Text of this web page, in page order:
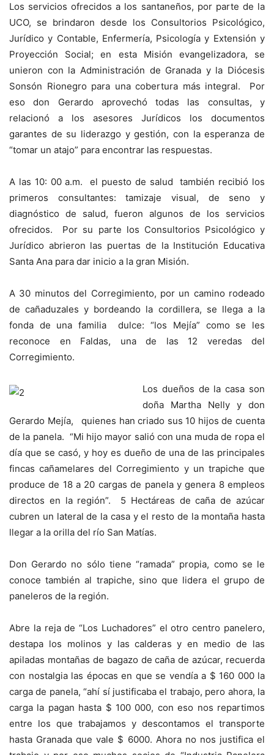
Los servicios ofrecidos a los santaneños, por parte de la
UCO, se brindaron desde los Consultorios Psicológico,
Jurídico y Contable, Enfermería, Psicología y Extensión y
Proyección Social; en esta Misión evangelizadora, se
unieron con la Administración de Granada y la Diócesis
Sonsón Rionegro para una cobertura más integral. Por
eso don Gerardo aprovechó todas las consultas, y
relacionó a los asesores Jurídicos los documentos
garantes de su liderazgo y gestión, con la esperanza de
“tomar un atajo” para encontrar las respuestas.
A las 10: 00 a.m. el puesto de salud también recibió los
primeros consultantes: tamizaje visual, de seno y
diagnóstico de salud, fueron algunos de los servicios
ofrecidos. Por su parte los Consultorios Psicológico y
Jurídico abrieron las puertas de la Institución Educativa
Santa Ana para dar inicio a la gran Misión.
A 30 minutos del Corregimiento, por un camino rodeado
de cañaduzales y bordeando la cordillera, se llega a la
fonda de una familia dulce: “los Mejía” como se les
reconoce en Faldas, una de las 12 veredas del
Corregimiento.
Los dueños de la casa son
doña Martha Nelly y don
Gerardo Mejía, quienes han criado sus 10 hijos de cuenta
de la panela. “Mi hijo mayor salió con una muda de ropa el
día que se casó, y hoy es dueño de una de las principales
fincas cañamelares del Corregimiento y un trapiche que
produce de 18 a 20 cargas de panela y genera 8 empleos
directos en la región”. 5 Hectáreas de caña de azúcar
cubren un lateral de la casa y el resto de la montaña hasta
llegar a la orilla del río San Matías.
Don Gerardo no sólo tiene “ramada” propia, como se le
conoce también al trapiche, sino que lidera el grupo de
paneleros de la región.
Abre la reja de “Los Luchadores” el otro centro panelero,
destapa los molinos y las calderas y en medio de las
apiladas montañas de bagazo de caña de azúcar, recuerda
con nostalgia las épocas en que se vendía a $ 160 000 la
carga de panela, “ahí sí justificaba el trabajo, pero ahora, la
carga la pagan hasta $ 100 000, con eso nos repartimos
entre los que trabajamos y descontamos el transporte
hasta Granada que vale $ 6000. Ahora no nos justifica el